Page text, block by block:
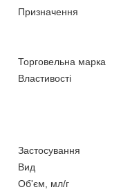
Призначення
Торговельна марка
Властивості
Застосування
Вид
Об'єм, мл/г